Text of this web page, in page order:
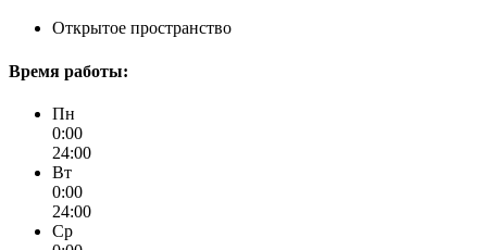
Открытое пространство
Время работы:
Пн
0:00
24:00
Вт
0:00
24:00
Ср